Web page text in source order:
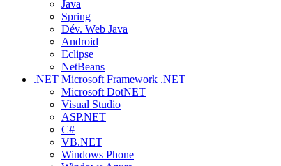
Java
Spring
Dév. Web Java
Android
Eclipse
NetBeans
.NET Microsoft Framework .NET
Microsoft DotNET
Visual Studio
ASP.NET
C#
VB.NET
Windows Phone